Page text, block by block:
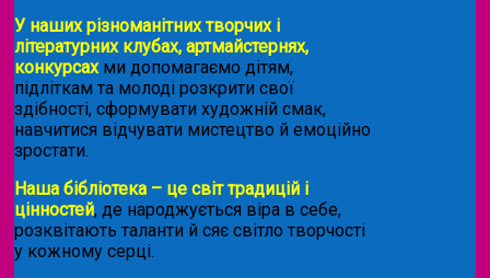
У наших різноманітних творчих і
літературних клубах, артмайстернях,
конкурсахми допомагаємо дітям,
підліткам та молоді розкрити свої
здібності, сформувати художній смак,
навчитися відчувати мистецтво й емоційно
зростати.
Наша бібліотека – це світ традицій і
цінностей, де народжується віра в себе,
розквітають таланти й сяє світло творчості
у кожному серці.